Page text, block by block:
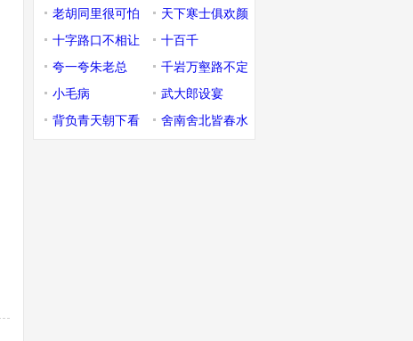
老胡同里很可怕
天下寒士俱欢颜
十字路口不相让
十百千
夸一夸朱老总
千岩万壑路不定
小毛病
武大郎设宴
背负青天朝下看
舍南舍北皆春水